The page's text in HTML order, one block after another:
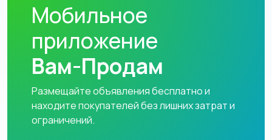
Мобильное
приложение
Вам-Продам
Размещайте объявления бесплатно и
находите покупателей без лишних затрат и
ограничений.